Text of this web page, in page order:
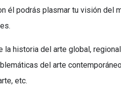
él podrás plasmar tu visión del
la historia del arte global,
del arte
etc.